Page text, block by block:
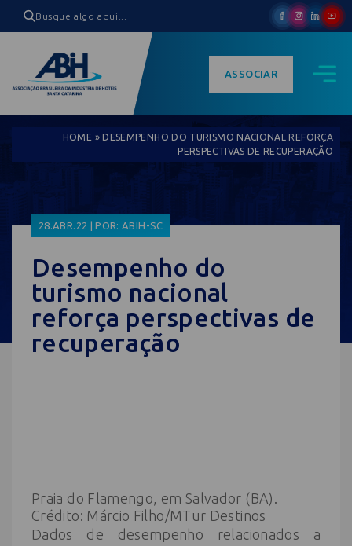
ASSOCIAR
HOME »DESEMPENHO DO TURISMO NACIONAL REFORÇA
PERSPECTIVAS DE RECUPERAÇÃO
28.ABR.22 | POR: ABIH-SC
Desempenho do
turismo nacional
reforça perspectivas de
recuperação
Praia do Flamengo, em Salvador (BA).
Crédito: Márcio Filho/MTur Destinos
Dados de desempenho relacionados a